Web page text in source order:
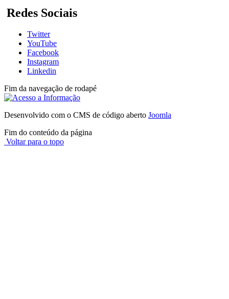
Redes Sociais
Twitter
YouTube
Facebook
Instagram
Linkedin
Fim da navegação de rodapé
Desenvolvido com o CMS de código aberto Joomla
Fim do conteúdo da página
Voltar para o topo